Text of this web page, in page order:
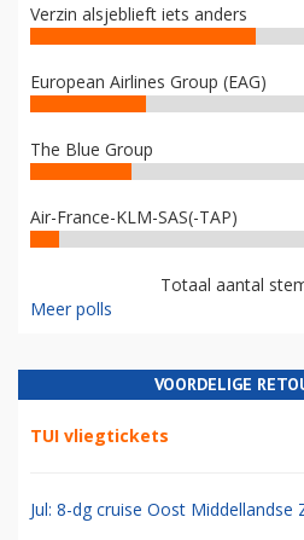
Verzin alsjeblieft iets anders
European Airlines Group (EAG)
The Blue Group
Air-France-KLM-SAS(-TAP)
Totaal aantal
Meer polls
VOORDELIGE
TUI vliegtickets
Jul: 8-dg cruise Oost Middellandse